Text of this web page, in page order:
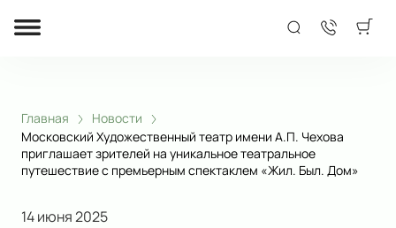
Главная
Новости
Московский Художественный театр имени А.П. Чехова
приглашает зрителей на уникальное театральное
путешествие с премьерным спектаклем «Жил. Был. Дом»
14 июня 2025